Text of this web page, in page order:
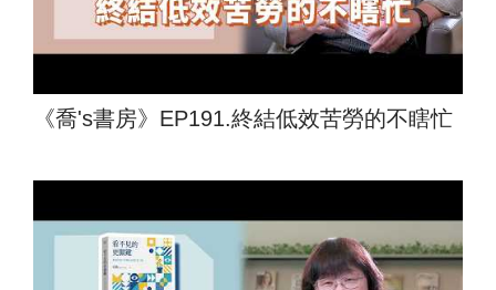
《喬's書房》EP191.終結低效苦勞的不瞎忙